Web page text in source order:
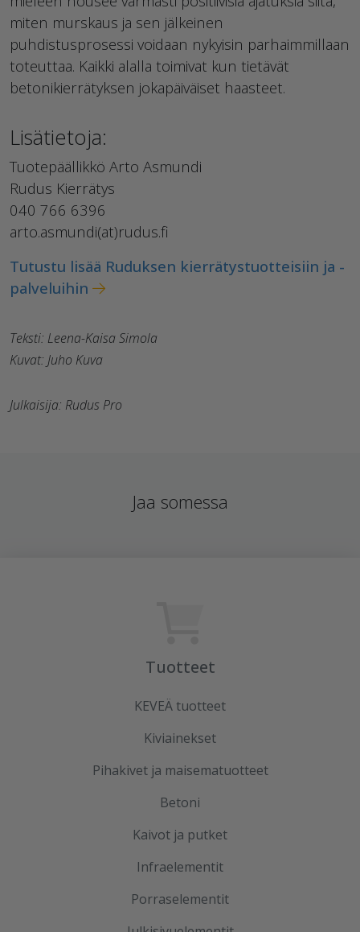
miten murskaus ja sen jälkeinen
puhdistusprosessi voidaan nykyisin parhaimmillaan
toteuttaa. Kaikki alalla toimivat kun tietävät
betonikierrätyksen jokapäiväiset haasteet.
Lisätietoja:
Tuotepäällikkö Arto Asmundi
Rudus Kierrätys
040 766 6396
arto.asmundi(at)rudus.fi
Tutustu lisää Ruduksen kierrätystuotteisiin ja -
palveluihin
Teksti: Leena-Kaisa Simola
Kuvat: Juho Kuva
Julkaisija: Rudus Pro
Jaa somessa
Tuotteet
KEVEÄ tuotteet
Kiviainekset
Pihakivet ja maisematuotteet
Betoni
Kaivot ja putket
Infraelementit
Porraselementit